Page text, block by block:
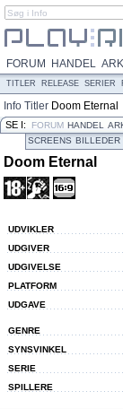
FORUM HANDEL
TITLER RELEASE SERIER
Info Titler Doom Eternal
SE I: FORUM HANDEL
SCREENS BILLEDER
Doom Eternal
UDVIKLER
UDGIVER
UDGIVELSE
PLATFORM
UDGAVE
GENRE
SYNSVINKEL
SERIE
SPILLERE